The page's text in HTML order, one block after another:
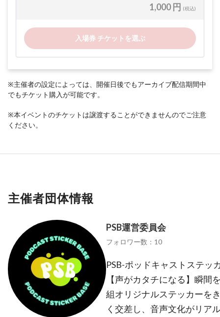
1,000 円 (税込)
入場券 チケットを選ぶ
※主催者の設定によっては、開催日後でもアーカイブ配信期間中
でもチケット購入が可能です。
※本イベントのチケットは譲渡することができませんのでご注意
ください。
主催者団体情報
PSB運営委員会
フォロワー数：10
PSB-ポッドキャストステッ
【声がカタチになる】瞬間
組オリジナルステッカーを
く交差し、音声文化がリア